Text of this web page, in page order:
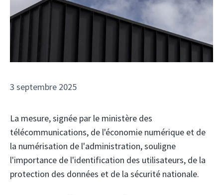
3 septembre 2025
La mesure, signée par le ministère des
télécommunications, de l'économie numérique et de
la numérisation de l'administration, souligne
l'importance de l'identification des utilisateurs, de la
protection des données et de la sécurité nationale.